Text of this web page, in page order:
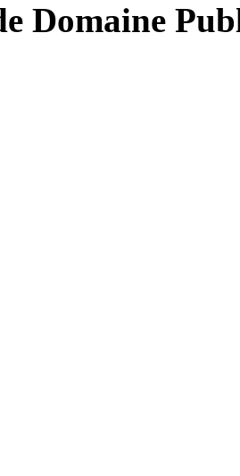
Domaine